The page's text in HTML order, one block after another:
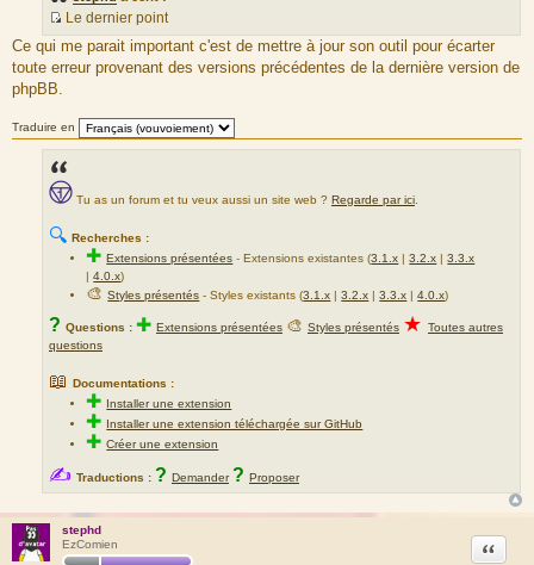
S
o
u
e
d
u
m
s
e
Le dernier point
Ce qui me parait important c'est de mettre à jour son outil pour écarter
toute erreur provenant des versions précédentes de la dernière version de
phpBB.
Traduire en
Tu as un forum et tu veux aussi un site web ? Regarde par ici
🔍 Recherches :
✚Extensions présentées -Extensions existantes (3.1.x |3.2.x |3.3.x
|4.0.x)
🎨Styles présentés - Styles existants (3.1.x |3.2.x |3.3.x |4.0.x)
? Questions : ✚ Extensions présentées 🎨 Styles présentés ★ Toutes autres
questions
📖 Documentations :
✚ Installer une extension
✚ Installer une extension téléchargée sur GitHub
✚Créer une extension
✍ Traductions : ? Demander ? Proposer
stephd
EzComien
Citation